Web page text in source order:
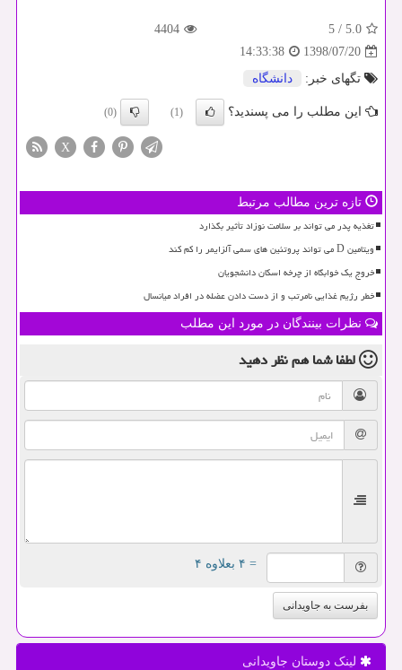
5.0
/
5
4404
1398/07/20
14:33:38
تگهای خبر:
دانشگاه
این مطلب را می پسندید؟ (1)
(0)
X
تازه ترین مطالب مرتبط
تغذیه پدر می تواند بر سلامت نوزاد تأثیر بگذارد
ویتامین D می تواند پروتئین های سمی آلزایمر را کم کند
خروج یک خوابگاه از چرخه اسکان دانشجویان
خطر رژیم غذایی نامرتب و از دست دادن عضله در افراد میانسال
نظرات بینندگان در مورد این مطلب
لطفا شما همنظر دهید
= ۴ بعلاوه ۴
بفرست به جاویدانی
لینک دوستان جاویدانی